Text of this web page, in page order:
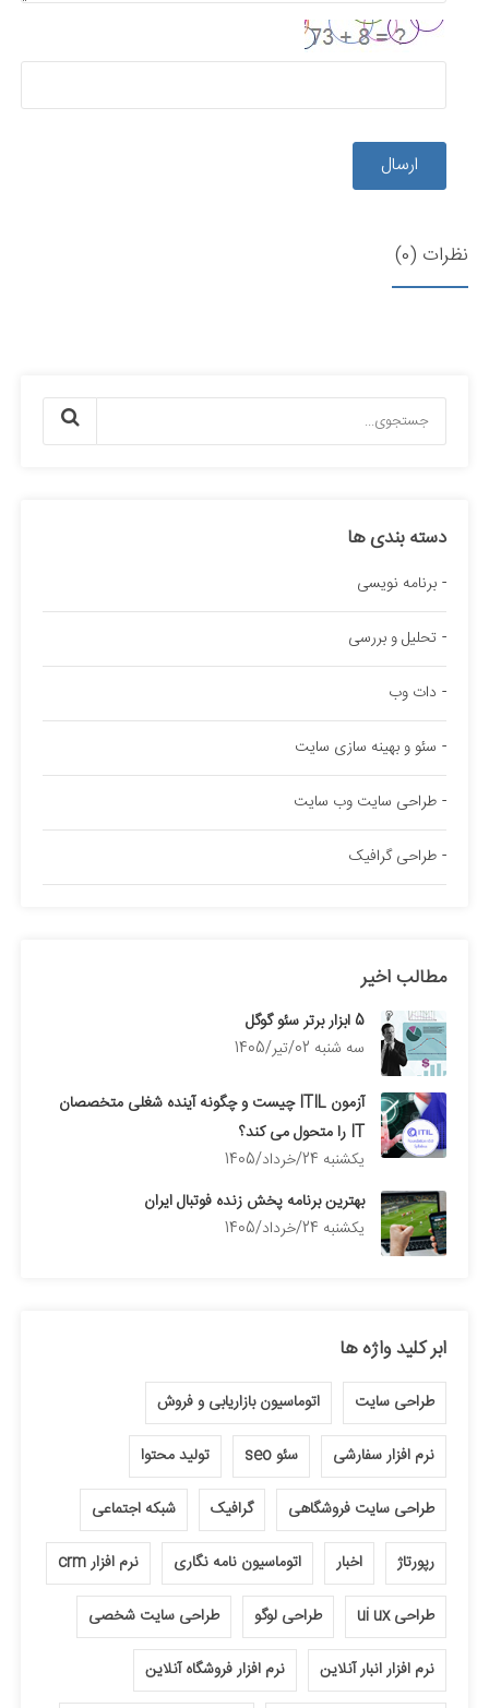
ارسال
نظرات (0)
دسته بندی ها
برنامه نویسی
تحلیل و بررسی
دات وب
سئو و بهینه سازی سایت
طراحی سایت وب سایت
طراحی گرافیک
مطالب اخیر
5 ابزار برتر سئو گوگل
سه شنبه 02/تیر/1405
آزمون ITIL چیست و چگونه آینده شغلی متخصصان
IT را متحول می کند؟
يكشنبه 24/خرداد/1405
بهترین برنامه پخش زنده فوتبال ایران
يكشنبه 24/خرداد/1405
ابر کلید واژه ها
طراحی سایت اتوماسیون بازاریابی و فروش
نرم افزار سفارشی سئو seo تولید محتوا
طراحی سایت فروشگاهی گرافیک شبکه اجتماعی
رپورتاژ اخبار اتوماسیون نامه نگاری نرم افزار crm
طراحی ui ux طراحی لوگو طراحی سایت شخصی
نرم افزار انبار آنلاین نرم افزار فروشگاه آنلاین